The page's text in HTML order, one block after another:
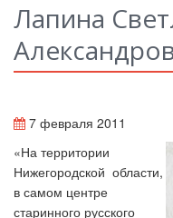
Лапина
7 февраля 2011
«На территории
Нижегородской области,
в самом центре
старинного русского